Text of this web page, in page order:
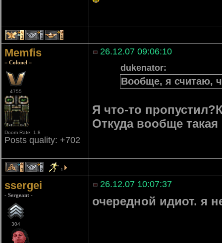
1 1 1
Memfis
= Colonel =
4755
Doom Rate: 1.8
Posts quality: +702
26.12.07 09:06:10
dukenator:
Вообще, я считаю,
Я что-то
Откуда вообще
1 2 1
ssergei
- Sergeant -
304
26.12.07 10:07:37
очередной идиот. я